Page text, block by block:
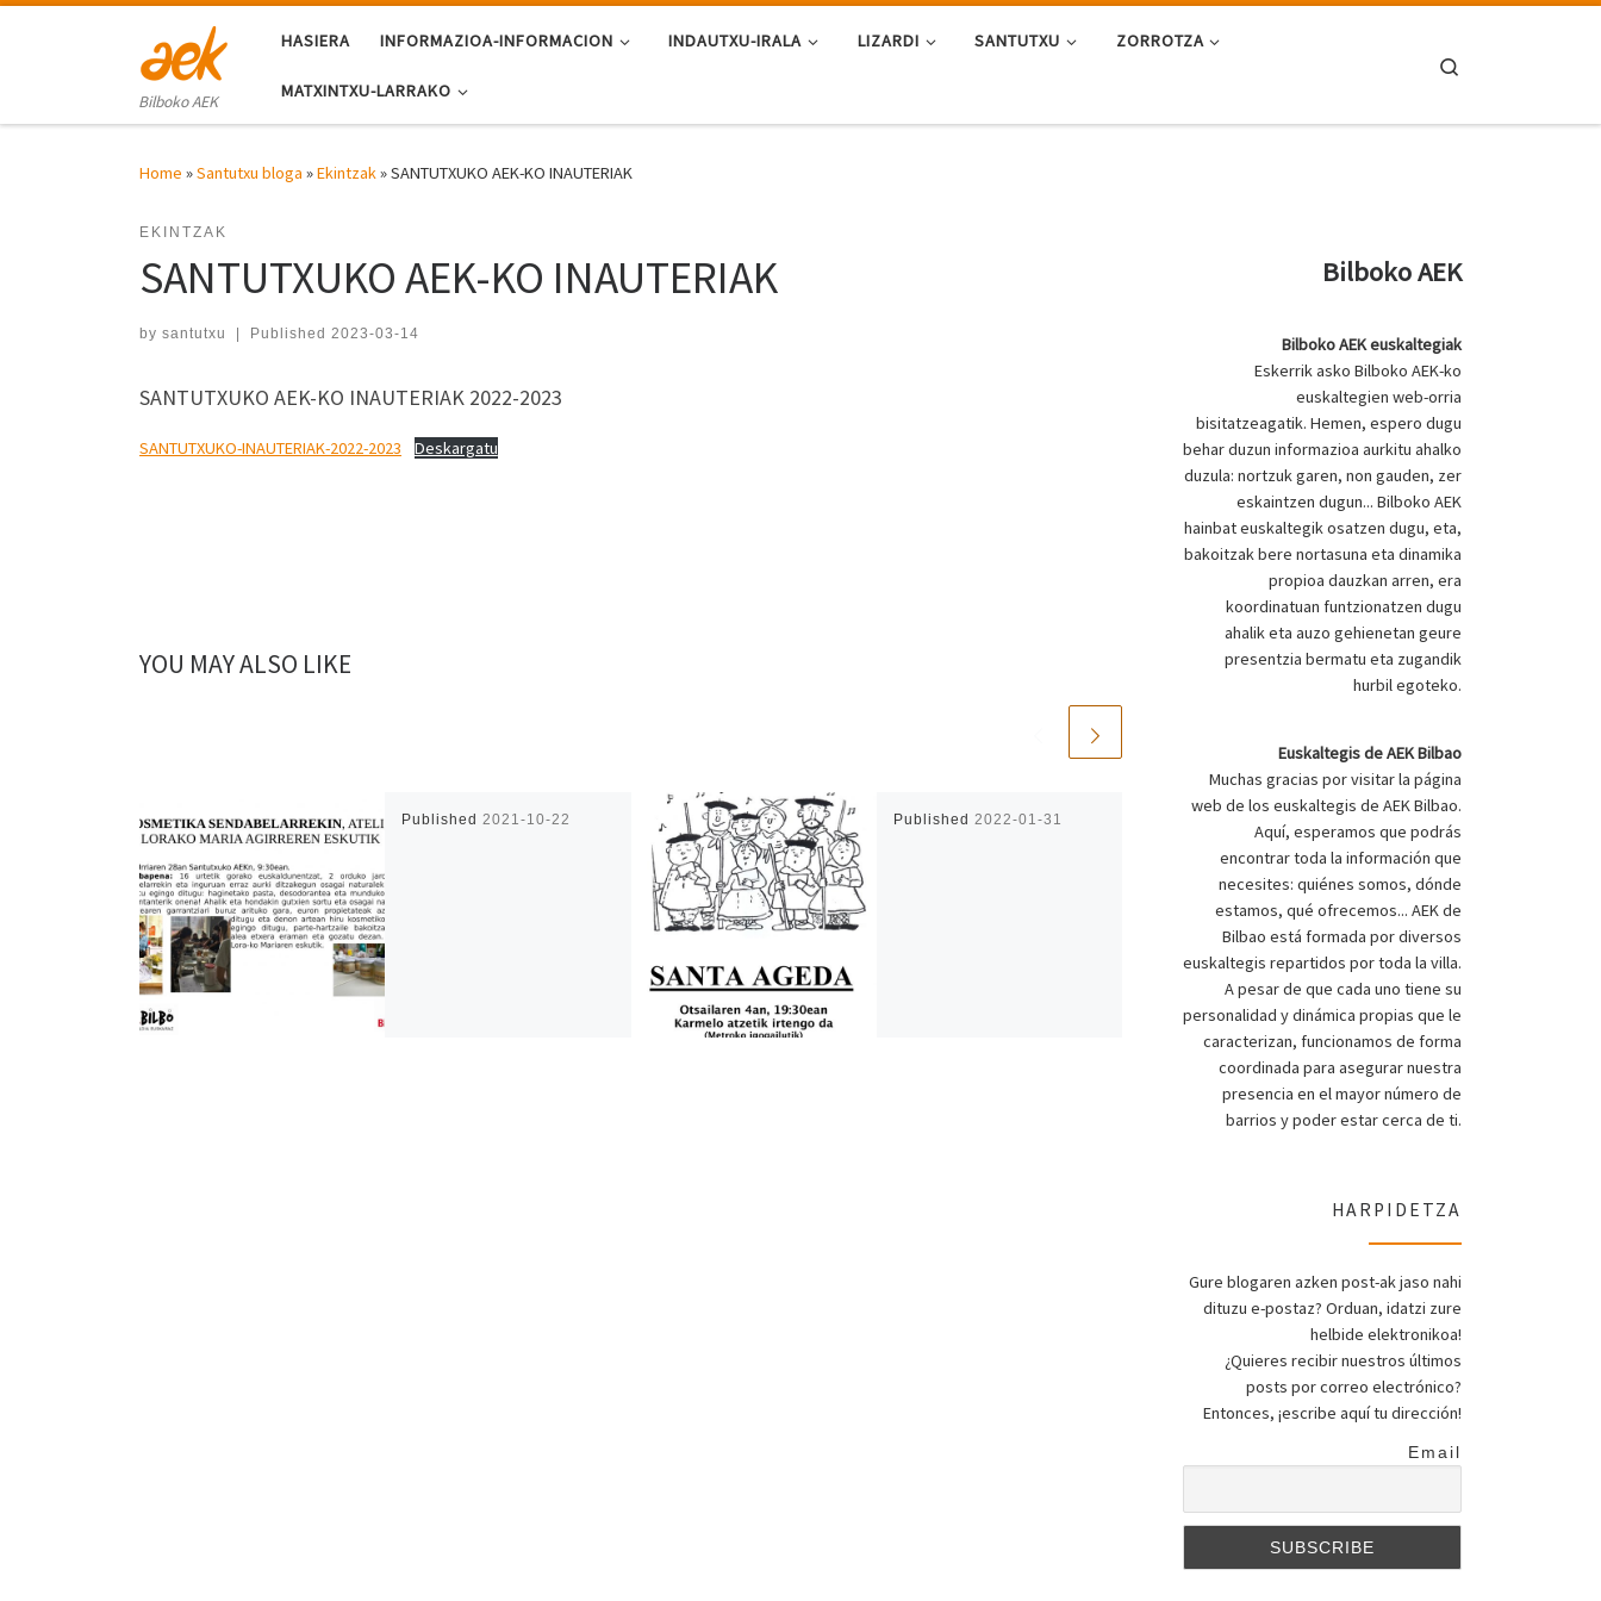
Bilboko AEK
HASIERA INFORMAZIOA-INFORMACION INDAUTXU-IRALA LIZARDI SANTUTXU ZORROTZA
MATXINTXU-LARRAKO
Home »Santutxu bloga »Ekintzak »SANTUTXUKO AEK-KO INAUTERIAK
EKINTZAK
SANTUTXUKO AEK-KO INAUTERIAK
by santutxu Published 2023-03-14
SANTUTXUKO AEK-KO INAUTERIAK 2022-2023
SANTUTXUKO-INAUTERIAK-2022-2023 Deskargatu
YOU MAY ALSO LIKE
Published2021-10-22 Published 2022-01-31
OSASUNTSU JATEA
GARRANTZITSUA
DELAKO….
Bilboko AEK
Bilboko AEK euskaltegiak
Eskerrik asko Bilboko AEK-ko
euskaltegien web-orria
bisitatzeagatik. Hemen, espero dugu
behar duzun informazioa aurkitu ahalko
duzula: nortzuk garen, non gauden, zer
eskaintzen dugun... Bilboko AEK
hainbat euskaltegik osatzen dugu, eta,
bakoitzak bere nortasuna eta dinamika
propioa dauzkan arren, era
koordinatuan funtzionatzen dugu
ahalik eta auzo gehienetan geure
presentzia bermatu eta zugandik
hurbil egoteko.
Euskaltegis de AEK Bilbao
Muchas gracias por visitar la página
web de los euskaltegis de AEK Bilbao.
Aquí, esperamos que podrás
encontrar toda la información que
necesites: quiénes somos, dónde
estamos, qué ofrecemos... AEK de
Bilbao está formada por diversos
euskaltegis repartidos por toda la villa.
A pesar de que cada uno tiene su
personalidad y dinámica propias que le
caracterizan, funcionamos de forma
coordinada para asegurar nuestra
presencia en el mayor número de
barrios y poder estar cerca de ti.
HARPIDETZA
Gure blogaren azken post-ak jaso nahi
dituzu e-postaz? Orduan, idatzi zure
helbide elektronikoa!
¿Quieres recibir nuestros últimos
posts por correo electrónico?
Entonces, ¡escribe aquí tu dirección!
Email